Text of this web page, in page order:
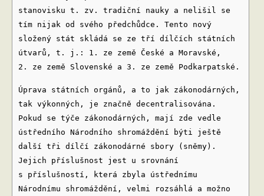
stanovisku t. zv. tradiční nauky a nelišil se
tím nijak od svého předchůdce. Tento nový
složený stát skládá se ze tří dílčích státních
útvarů, t. j.: 1. ze země České a Moravské,
2. ze země Slovenské a 3. ze země Podkarpatské.
Úprava státních orgánů, a to jak zákonodárných,
tak výkonných, je značně decentralisována.
Pokud se týče zákonodárných, mají zde vedle
ústředního Národního shromáždění býti ještě
další tři dílčí zákonodárné sbory (sněmy).
Jejich příslušnost jest u srovnání
s příslušností, která zbyla ústřednímu
Národnímu shromáždění, velmi rozsáhlá a možno